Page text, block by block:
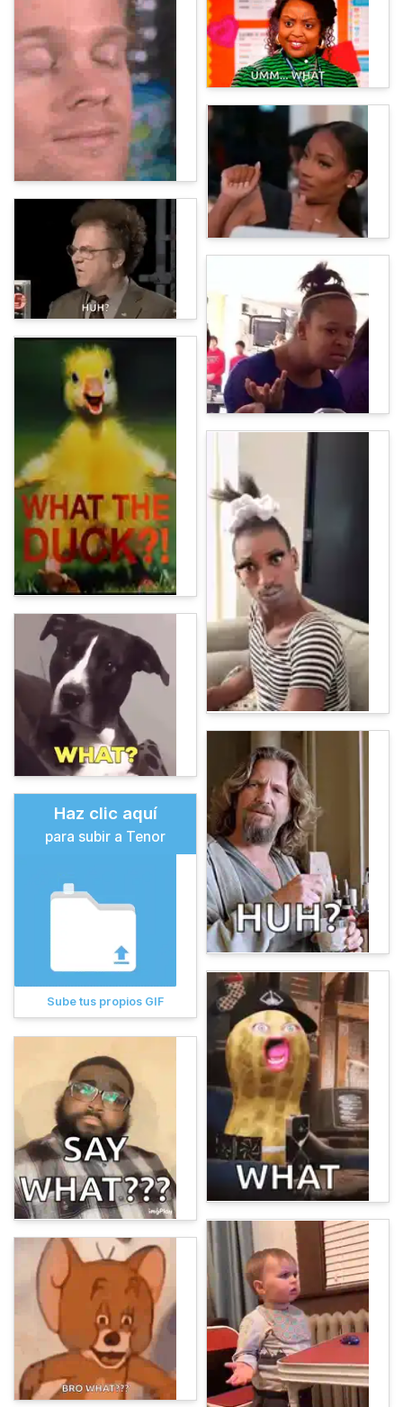
Haz clic aquí
para subir a Tenor
Sube tus propios GIF